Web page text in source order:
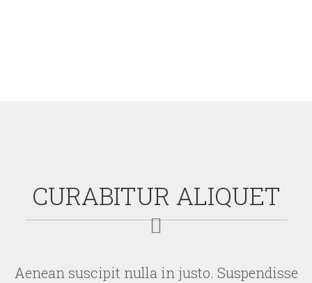
CURABITUR ALIQUET
Aenean suscipit nulla in justo. Suspendisse